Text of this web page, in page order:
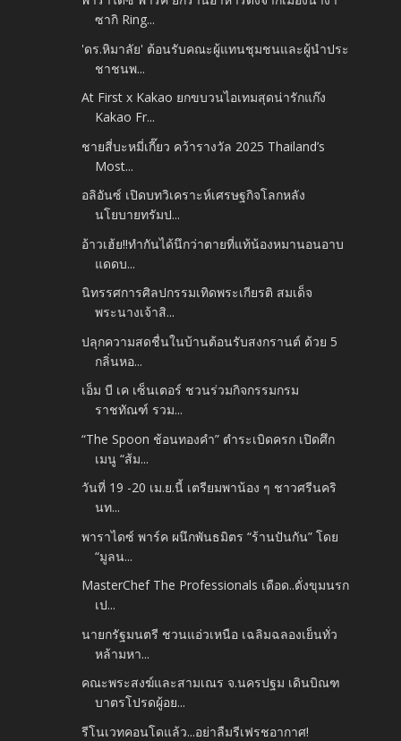
ซากิ Ring...
'ดร.หิมาลัย' ต้อนรับคณะผู้แทนชุมชนและผู้นำประ
ชาชนพ...
At First x Kakao ยกขบวนไอเทมสุดน่ารักแก๊ง
Kakao Fr...
ชายสี่บะหมี่เกี๊ยว คว้ารางวัล 2025 Thailand’s
Most...
อลิอันซ์ เปิดบทวิเคราะห์เศรษฐกิจโลกหลัง
นโยบายทรัมป...
อ้าวเฮ้ย!!ทำกันได้นึกว่าตายที่แท้น้องหมานอนอาบ
แดดบ...
นิทรรศการศิลปกรรมเทิดพระเกียรติ สมเด็จ
พระนางเจ้าสิ...
ปลุกความสดชื่นในบ้านต้อนรับสงกรานต์ ด้วย 5
กลิ่นหอ...
เอ็ม บี เค เซ็นเตอร์ ชวนร่วมกิจกรรมกรม
ราชทัณฑ์ รวม...
“The Spoon ช้อนทองคำ” ตำระเบิดครก เปิดศึก
เมนู “ส้ม...
วันที่ 19 -20 เม.ย.นี้ เตรียมพาน้อง ๆ ชาวศรีนคริ
นท...
พาราไดซ์ พาร์ค ผนึกพันธมิตร “ร้านปันกัน” โดย
“มูลน...
MasterChef The Professionals เดือด..ดั่งขุมนรก
เป...
นายกรัฐมนตรี ชวนแอ่วเหนือ เฉลิมฉลองเย็นทั่ว
หล้ามหา...
คณะพระสงฆ์และสามเณร จ.นครปฐม เดินบิณฑ
บาตรโปรดผู้อย...
รีโนเวทคอนโดแล้ว...อย่าลืมรีเฟรชอากาศ!